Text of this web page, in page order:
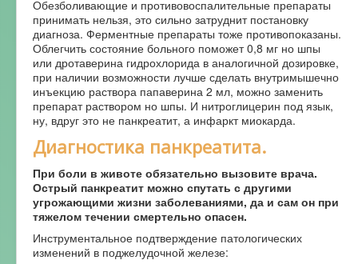
Обезболивающие и противовоспалительные препараты
принимать нельзя, это сильно затруднит постановку
диагноза. Ферментные препараты тоже противопоказаны.
Облегчить состояние больного поможет 0,8 мг но шпы
или дротаверина гидрохлорида в аналогичной дозировке,
при наличии возможности лучше сделать внутримышечно
инъекцию раствора папаверина 2 мл, можно заменить
препарат раствором но шпы. И нитроглицерин под язык,
ну, вдруг это не панкреатит, а инфаркт миокарда.
Диагностика панкреатита.
При боли в животе обязательно вызовите врача.
Острый панкреатит можно спутать с другими
угрожающими жизни заболеваниями, да и сам он при
тяжелом течении смертельно опасен.
Инструментальное подтверждение патологических
изменений в поджелудочной железе: